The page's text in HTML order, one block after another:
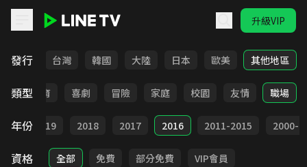
升級VIP
發行
全部 台灣 韓國 大陸 日本 歐美 其他地區
類型教育 喜劇 冒險 家庭 校園 友情 職場
年份 2019 2018 2017 2016 2011-2015 2000-
資格 全部 免費 部分免費 VIP會員